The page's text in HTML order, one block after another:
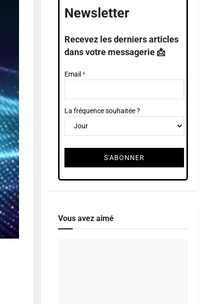
Newsletter
Recevez les derniers articles
dans votre messagerie 📩
Email
La fréquence souhaitée ?
Vous avez aimé